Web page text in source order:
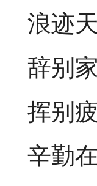
浪迹
辞别
挥别
辛勤